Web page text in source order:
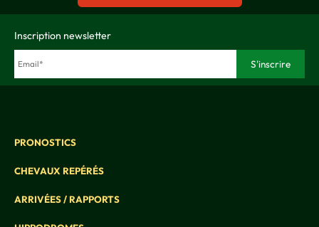
Inscription newsletter
PRONOSTICS
CHEVAUX REPÉRÉS
ARRIVÉES / RAPPORTS